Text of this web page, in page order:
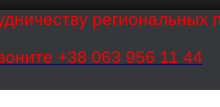
региональных
+38 063 956 11 44